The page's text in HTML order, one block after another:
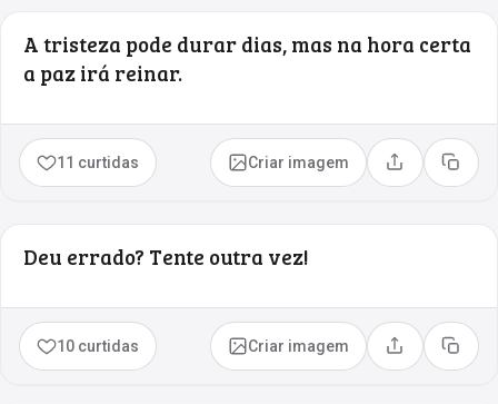
A tristeza pode durar dias, mas na hora certa
a paz irá reinar.
11 curtidas Criar imagem Compartilhar
Copiar
Deu errado? Tente outra vez!
10 curtidas Criar imagem Compartilhar
Copiar